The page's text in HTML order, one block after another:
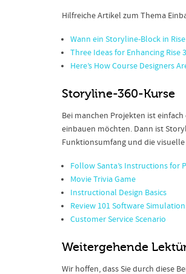
Hilfreiche Artikel zum Thema
Wann ein Storyline-Block in
Three Ideas for Enhancing Rise
Here’s How Course Designers
Storyline-360-Kurse
Bei manchen Projekten ist
einbauen möchten. Dann ist
Funktionsumfang und die
Follow Santa’s Instructions for
Movie Trivia Game
Instructional Design Basics
Review 101 Software Simulation
Customer Service Scenario
Weitergehende
Wir hoffen, dass Sie durch diese